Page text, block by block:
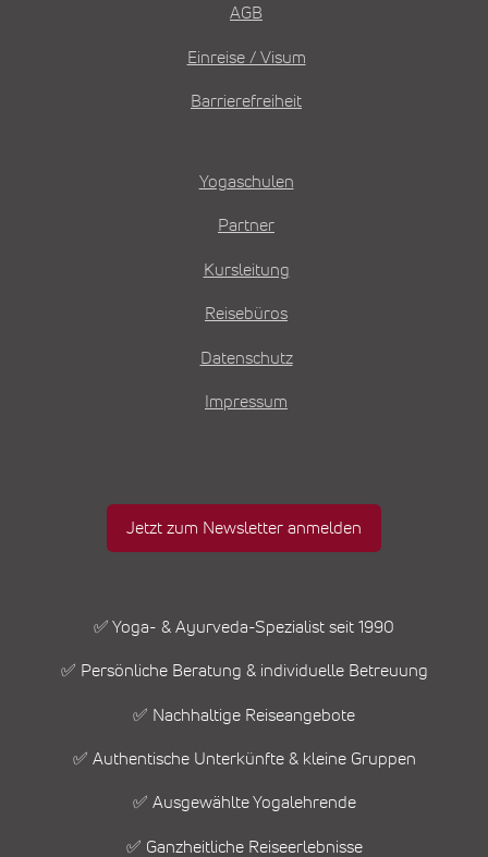
AGB
Einreise / Visum
Barrierefreiheit
Yogaschulen
Partner
Kursleitung
Reisebüros
Datenschutz
Impressum
Jetzt zum Newsletter anmelden
✅ Yoga- & Ayurveda-Spezialist seit 1990
✅ Persönliche Beratung & individuelle Betreuung
✅ Nachhaltige Reiseangebote
✅ Authentische Unterkünfte & kleine Gruppen
✅ Ausgewählte Yogalehrende
✅ Ganzheitliche Reiseerlebnisse